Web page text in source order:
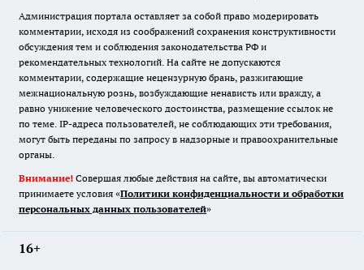
Администрация портала оставляет за собой право модерировать
комментарии, исходя из соображений сохранения конструктивности
обсуждения тем и соблюдения законодательства РФ и
рекомендательных технологий. На сайте не допускаются
комментарии, содержащие нецензурную брань, разжигающие
межнациональную рознь, возбуждающие ненависть или вражду, а
равно унижение человеческого достоинства, размещение ссылок не
по теме. IP-адреса пользователей, не соблюдающих эти требования,
могут быть переданы по запросу в надзорные и правоохранительные
органы.
Внимание! Совершая любые действия на сайте, вы автоматически
принимаете условия «Политики конфиденциальности и обработки
персональных данных пользователей»
16+